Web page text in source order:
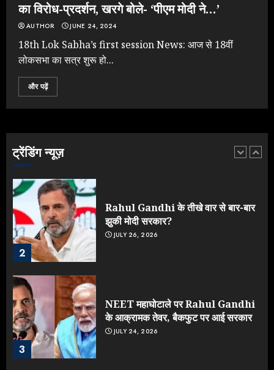
का विरोध-प्रदर्शन, खरगे बोले- ‘पीएम मोदी ने…’
AUTHOR JUNE 24, 2024
18th Lok Sabha’s first session News: आज से 18वीं
लोकसभा का सत्र शुरू हो...
और पढ़ें
ट्रेंडिंग न्यूज़
5
ONGC के खजाने से RSS के संगठनों पर
मेहरबानी? 670 करोड़ रुपये के इस खुलासे ने
JULY 19, 2026
1
Yogi Government ने विज्ञापनों पर
2
Rahul Gandhi के तीखे वार से बार-बार
झुकी मोदी सरकार?
JULY 26, 2026
3
NEET महाघोटाले पर Rahul Gandhi
के आक्रामक तेवर, बैकफुट पर आई सरकार
JULY 24, 2026